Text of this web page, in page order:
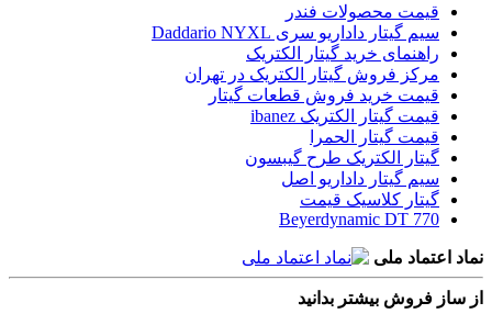
قیمت محصولات فندر
سیم گیتار داداریو سری Daddario NYXL
راهنمای خرید گیتار الکتریک
مرکز فروش گیتار الکتریک در تهران
قیمت خرید فروش قطعات گیتار
قیمت گیتار الکتریک ibanez
قیمت گیتار الحمرا
گیتار الکتریک طرح گیبسون
سیم گیتار داداریو اصل
گیتار کلاسیک قیمت
Beyerdynamic DT 770
نماد اعتماد ملی
از ساز فروش بیشتر بدانید